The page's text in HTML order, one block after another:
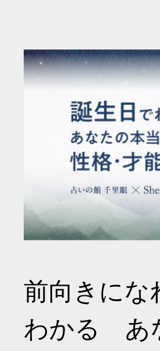
前向きにな
わかる あ